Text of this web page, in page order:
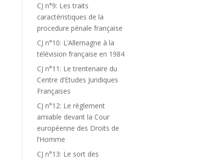
CJ n°9: Les traits
caractéristiques de la
procedure pénale française
CJ n°10: L’Allemagne à la
télévision française en 1984
CJ n°11: Le trentenaire du
Centre d’Etudes Juridiques
Françaises
CJ n°12: Le règlement
amiable devant la Cour
européenne des Droits de
l’Homme
CJ n°13: Le sort des